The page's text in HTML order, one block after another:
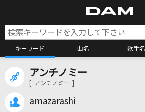
キーワード 曲名 歌手名
カラオケ検索
アンチノミー
[ アンチノミー ]
amazarashi